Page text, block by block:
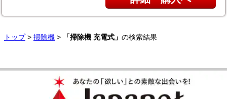
トップ> 掃除機 > 「掃除機 充電式」 の検索結果